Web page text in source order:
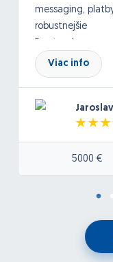
messaging,
robustnejšie
nativny
rovnakom alebo
spoluprácu
vybraným
Viac info
5000 €